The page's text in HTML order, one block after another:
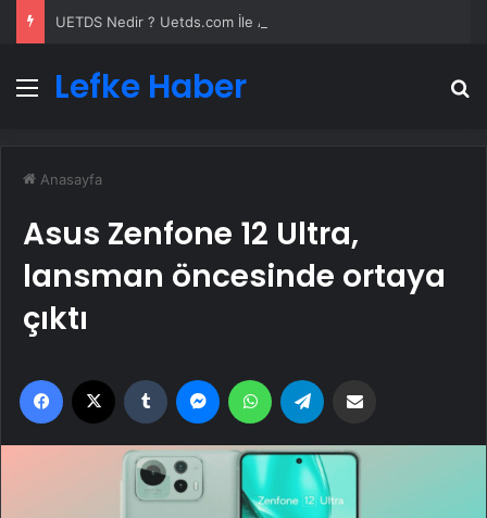
Menü
Lefke Haber
Anasayfa
Asus Zenfone 12 Ultra,
lansman öncesinde ortaya
çıktı
Facebook Tumblr MessengerWhatsApp